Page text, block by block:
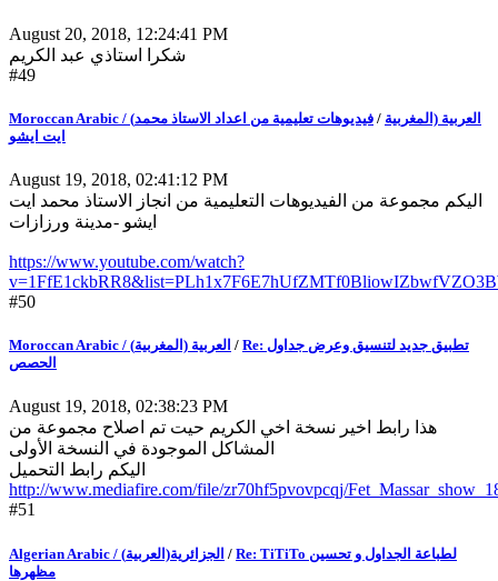
August 20, 2018, 12:24:41 PM
شكرا استاذي عبد الكريم
#49
Moroccan Arabic / (العربية (المغربية / فيديوهات تعليمية من اعداد الاستاذ محمد
ايت ايشو
August 19, 2018, 02:41:12 PM
اليكم مجموعة من الفيديوهات التعليمية من انجاز الاستاذ محمد ايت
ايشو -مدينة ورزازات
https://www.youtube.com/watch?
#50
Moroccan Arabic / (العربية (المغربية / Re: تطبيق جديد لتنسيق وعرض جداول
الحصص
August 19, 2018, 02:38:23 PM
هذا رابط اخير نسخة اخي الكريم حيت تم اصلاح مجموعة من
المشاكل الموجودة في النسخة الأولى
اليكم رابط التحميل
http://www.mediafire.com/file/zr70hf5pvovpcqj/
#51
Algerian Arabic / (الجزائرية(العربية / Re: TiTiTo لطباعة الجداول و تحسين
مظهرها